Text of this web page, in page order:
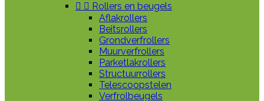
  Rollers en beugels
Aflakrollers
Beitsrollers
Grondverfrollers
Muurverfrollers
Parketlakrollers
Structuurrollers
Telescoopstelen
Verfrolbeugels